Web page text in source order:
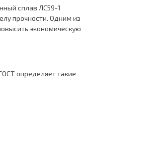
сплав ЛС59-1
прочности. Одним из
экономическую
определяет такие